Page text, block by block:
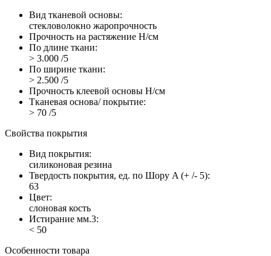
Вид тканевой основы:
стекловолокно жаропрочность
Прочность на растяжение Н/см
По длине ткани:
> 3.000 /5
По ширине ткани:
> 2.500 /5
Прочность клеевой основы Н/см
Тканевая основа/ покрытие:
> 70 /5
Свойства покрытия
Вид покрытия:
силиконовая резина
Твердость покрытия, ед. по Шору A (+ /- 5):
63
Цвет:
слоновая кость
Истирание мм.3:
< 50
Особенности товара